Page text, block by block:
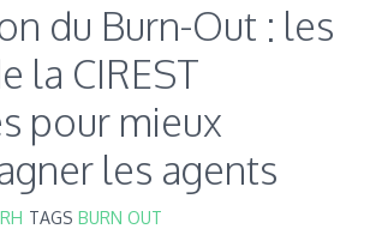
du Burn-Out : les
la CIREST
pour mieux
les agents
TAGS BURN OUT